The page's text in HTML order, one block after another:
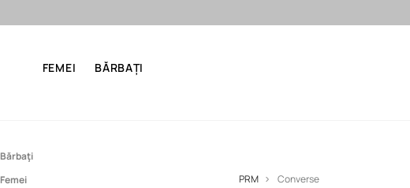
FEMEI BĂRBAȚI
Bărbaţi
Îmbrăcăminte
Femei
PRM Converse